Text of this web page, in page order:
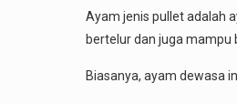
Ayam jenis pullet adalah
bertelur dan juga mampu
Biasanya, ayam dewasa